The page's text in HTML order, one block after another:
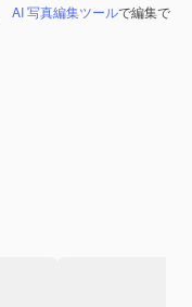
AI 写真編集ツールで編集で